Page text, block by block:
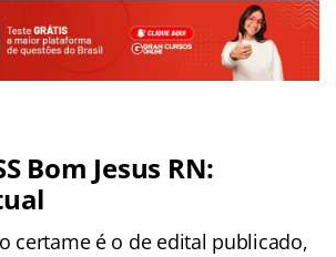
Bom Jesus RN:
certame é o de edital publicado,